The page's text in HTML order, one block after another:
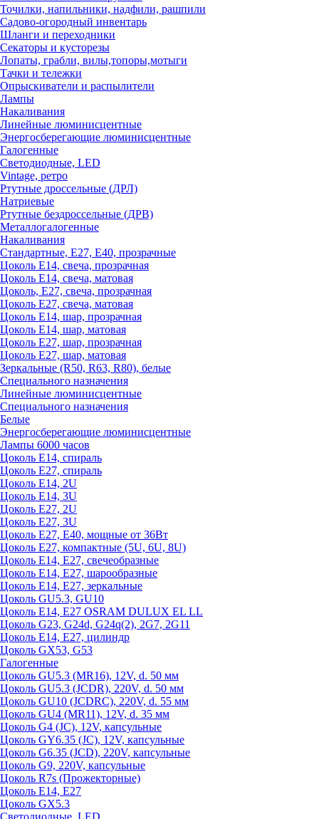
Точилки, напильники, надфили, рашпили
Садово-огородный инвентарь
Шланги и переходники
Секаторы и кусторезы
Лопаты, грабли, вилы,топоры,мотыги
Тачки и тележки
Опрыскиватели и распылители
Лампы
Накаливания
Линейные люминисцентные
Энергосберегающие люминисцентные
Галогенные
Светодиодные, LED
Vintage, ретро
Ртутные дроссельные (ДРЛ)
Натриевые
Ртутные бездроссельные (ДРВ)
Металлогалогенные
Накаливания
Стандартные, Е27, Е40, прозрачные
Цоколь Е14, свеча, прозрачная
Цоколь Е14, свеча, матовая
Цоколь, Е27, свеча, прозрачная
Цоколь Е27, свеча, матовая
Цоколь Е14, шар, прозрачная
Цоколь Е14, шар, матовая
Цоколь Е27, шар, прозрачная
Цоколь Е27, шар, матовая
Зеркальные (R50, R63, R80), белые
Специального назначения
Линейные люминисцентные
Специального назначения
Белые
Энергосберегающие люминисцентные
Лампы 6000 часов
Цоколь Е14, спираль
Цоколь Е27, спираль
Цоколь Е14, 2U
Цоколь Е14, 3U
Цоколь Е27, 2U
Цоколь Е27, 3U
Цоколь Е27, Е40, мощные от 36Вт
Цоколь Е27, компактные (5U, 6U, 8U)
Цоколь Е14, Е27, свечеобразные
Цоколь Е14, Е27, шарообразные
Цоколь Е14, Е27, зеркальные
Цоколь GU5.3, GU10
Цоколь Е14, Е27 OSRAM DULUX EL LL
Цоколь G23, G24d, G24q(2), 2G7, 2G11
Цоколь Е14, Е27, цилиндр
Цоколь GX53, G53
Галогенные
Цоколь GU5.3 (MR16), 12V, d. 50 мм
Цоколь GU5.3 (JCDR), 220V, d. 50 мм
Цоколь GU10 (JCDRC), 220V, d. 55 мм
Цоколь GU4 (MR11), 12V, d. 35 мм
Цоколь G4 (JC), 12V, капсульные
Цоколь GY6.35 (JC), 12V, капсульные
Цоколь G6.35 (JCD), 220V, капсульные
Цоколь G9, 220V, капсульные
Цоколь R7s (Прожекторные)
Цоколь E14, E27
Цоколь GX5.3
Светодиодные, LED